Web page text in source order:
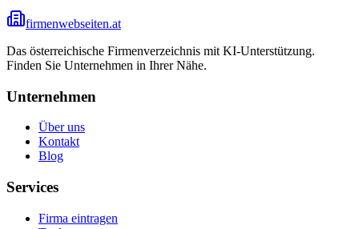
firmenwebseiten.at
Das österreichische Firmenverzeichnis mit KI-Unterstützung.
Finden Sie Unternehmen in Ihrer Nähe.
Unternehmen
Über uns
Kontakt
Blog
Services
Firma eintragen